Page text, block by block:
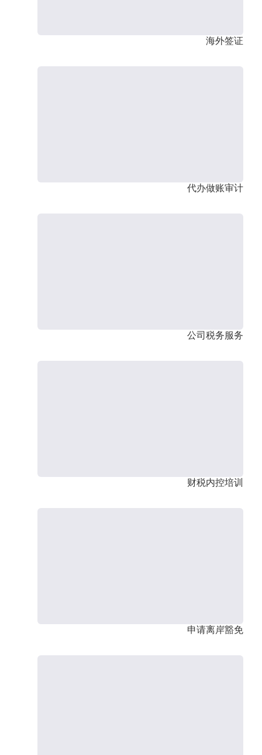
海外签证
代办做账审计
公司税务服务
财税内控培训
申请离岸豁免